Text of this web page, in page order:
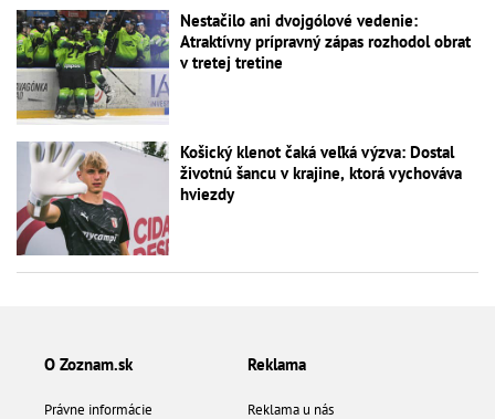
Nestačilo ani dvojgólové vedenie:
Atraktívny prípravný zápas rozhodol obrat
v tretej tretine
Košický klenot čaká veľká výzva: Dostal
životnú šancu v krajine, ktorá vychováva
hviezdy
O Zoznam.sk
Právne informácie
Reklama
Reklama u nás